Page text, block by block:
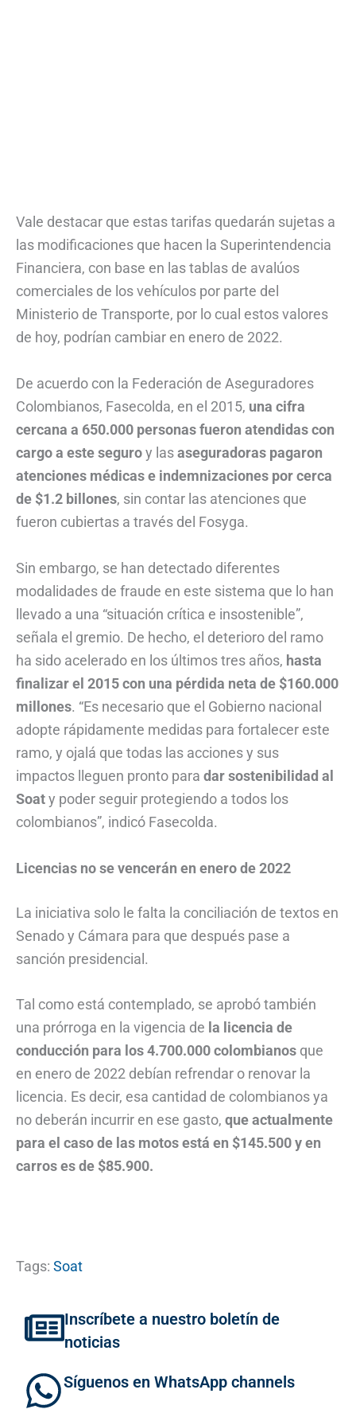
Vale destacar que estas tarifas quedarán sujetas a
las modificaciones que hacen la Superintendencia
Financiera, con base en las tablas de avalúos
comerciales de los vehículos por parte del
Ministerio de Transporte, por lo cual estos valores
de hoy, podrían cambiar en enero de 2022.
De acuerdo con la Federación de Aseguradores
Colombianos, Fasecolda, en el 2015, una cifra
cercana a 650.000 personas fueron atendidas con
cargo a este seguroy lasaseguradoras pagaron
atenciones médicas e indemnizaciones por cerca
de $1.2 billones, sin contar las atenciones que
fueron cubiertas a través del Fosyga.
Sin embargo, se han detectado diferentes
modalidades de fraude en este sistema que lo han
llevado a una “situación crítica e insostenible”,
señala el gremio. De hecho, el deterioro del ramo
ha sido acelerado en los últimos tres años, hasta
finalizar el 2015 con una pérdida neta de $160.000
millones. “Es necesario que el Gobierno nacional
adopte rápidamente medidas para fortalecer este
ramo, y ojalá que todas las acciones y sus
impactos lleguen pronto para dar sostenibilidad al
Soaty poder seguir protegiendo a todos los
colombianos”, indicó Fasecolda.
Licencias no se vencerán en enero de 2022
La iniciativa solo le falta la conciliación de textos en
Senado y Cámara para que después pase a
sanción presidencial.
Tal como está contemplado, se aprobó también
una prórroga en la vigencia de la licencia de
conducción para los 4.700.000 colombianos que
en enero de 2022 debían refrendar o renovar la
licencia. Es decir, esa cantidad de colombianos ya
no deberán incurrir en ese gasto, que actualmente
para el caso de las motos está en $145.500 y en
carros es de $85.900.
Tags: Soat
Inscríbete a nuestro boletín de
noticias
Síguenos en WhatsApp channels